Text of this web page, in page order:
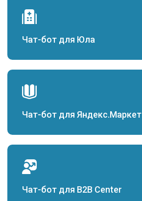
Чат-бот для Юла
Чат-бот для Яндекс.Маркет
Чат-бот для B2B Center